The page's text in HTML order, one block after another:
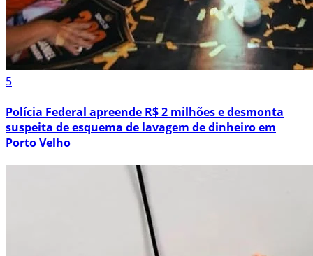
5
Polícia Federal apreende R$ 2 milhões e desmonta
suspeita de esquema de lavagem de dinheiro em
Porto Velho